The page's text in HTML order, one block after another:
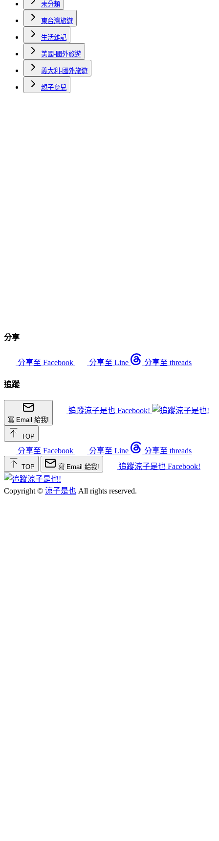
未分類
東台灣旅遊
生活雜記
美國-國外旅遊
義大利-國外旅遊
親子育兒
分享
分享至 Facebook 分享至 Line 分享至 threads
追蹤
寫 Email 給我!
追蹤涼子是也 Facebook!
TOP
分享至 Facebook 分享至 Line 分享至 threads
TOP 寫 Email 給我! 追蹤涼子是也 Facebook!
Copyright © 涼子是也 All rights reserved.